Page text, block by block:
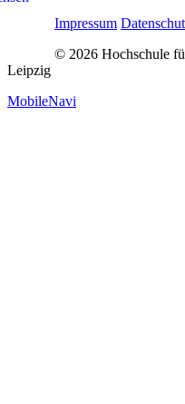
Impressum
© 2026 Hochschule
Leipzig
MobileNavi